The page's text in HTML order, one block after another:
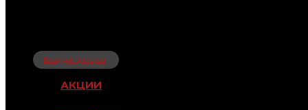
Вход для дилеров
АКЦИИ